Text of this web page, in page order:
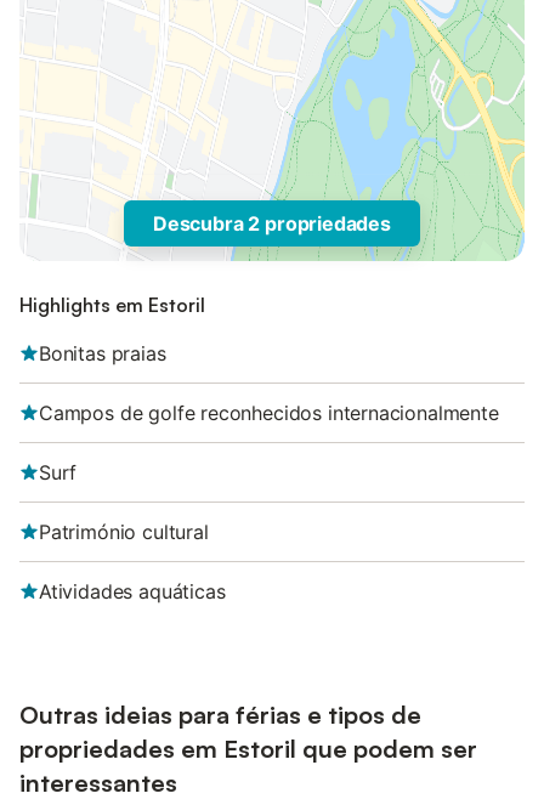
Descubra 2 propriedades
Highlights em Estoril
Bonitas praias
Campos de golfe reconhecidos internacionalmente
Surf
Património cultural
Atividades aquáticas
Outras ideias para férias e tipos de
propriedades em Estoril que podem ser
interessantes